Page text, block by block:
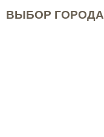
ВЫБОР ГОРОДА